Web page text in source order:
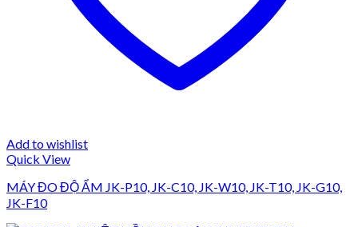
Add to wishlist
Quick View
MÁY ĐO ĐỘ ẨM JK-P10, JK-C10, JK-W10, JK-T10, JK-G10,
JK-F10